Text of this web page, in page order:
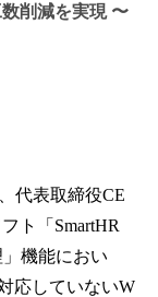
削減を実現 〜
代表取締役CE
ト「SmartHR
機能におい
応していないW